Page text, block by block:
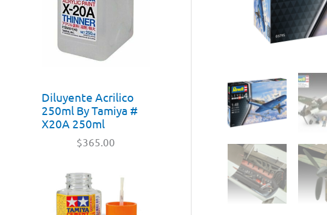
Diluyente Acrilico
250ml By Tamiya #
X20A 250ml
$365.00